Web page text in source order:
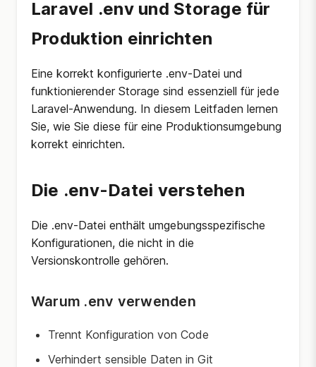
Laravel .env und Storage für
Produktion einrichten
Eine korrekt konfigurierte .env-Datei und
funktionierender Storage sind essenziell für jede
Laravel-Anwendung. In diesem Leitfaden lernen
Sie, wie Sie diese für eine Produktionsumgebung
korrekt einrichten.
Die .env-Datei verstehen
Die .env-Datei enthält umgebungsspezifische
Konfigurationen, die nicht in die
Versionskontrolle gehören.
Warum .env verwenden
Trennt Konfiguration von Code
Verhindert sensible Daten in Git